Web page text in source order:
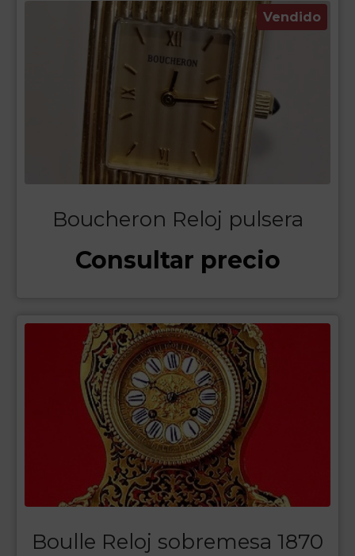
Vendido
Boucheron Reloj pulsera
Consultar precio
Boulle Reloj sobremesa 1870